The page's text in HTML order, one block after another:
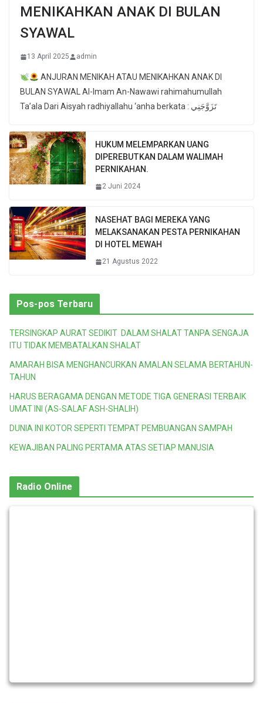
MENIKAHKAN ANAK DI BULAN
SYAWAL
13 April 2025 admin
ANJURAN MENIKAH ATAU MENIKAHKAN ANAK DI
BULAN SYAWAL Al-Imam An-Nawawi rahimahumullah
Ta’ala Dari Aisyah radhiyallahu ‘anha berkata : تَزَوَّجَنِي
HUKUM MELEMPARKAN UANG
DIPEREBUTKAN DALAM WALIMAH
PERNIKAHAN.
2 Juni 2024
NASEHAT BAGI MEREKA YANG
MELAKSANAKAN PESTA PERNIKAHAN
DI HOTEL MEWAH
21 Agustus 2022
Pos-pos Terbaru
TERSINGKAP AURAT SEDIKIT DALAM SHALAT TANPA SENGAJA
ITU TIDAK MEMBATALKAN SHALAT
AMARAH BISA MENGHANCURKAN AMALAN SELAMA BERTAHUN-
TAHUN
HARUS BERAGAMA DENGAN METODE TIGA GENERASI TERBAIK
UMAT INI (AS-SALAF ASH-SHALIH)
DUNIA INI KOTOR SEPERTI TEMPAT PEMBUANGAN SAMPAH
KEWAJIBAN PALING PERTAMA ATAS SETIAP MANUSIA
Radio Online